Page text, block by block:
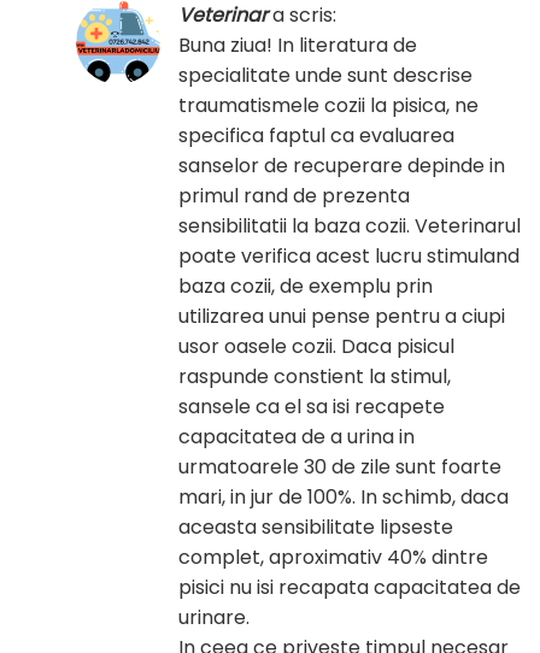
Veterinara scris:
Buna ziua! In literatura de
specialitate unde sunt descrise
traumatismele cozii la pisica, ne
specifica faptul ca evaluarea
sanselor de recuperare depinde in
primul rand de prezenta
sensibilitatii la baza cozii. Veterinarul
poate verifica acest lucru stimuland
baza cozii, de exemplu prin
utilizarea unui pense pentru a ciupi
usor oasele cozii. Daca pisicul
raspunde constient la stimul,
sansele ca el sa isi recapete
capacitatea de a urina in
urmatoarele 30 de zile sunt foarte
mari, in jur de 100%. In schimb, daca
aceasta sensibilitate lipseste
complet, aproximativ 40% dintre
pisici nu isi recapata capacitatea de
urinare.